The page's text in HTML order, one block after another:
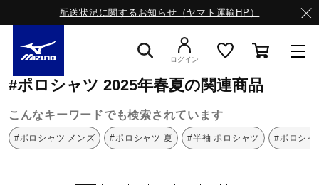
配送状況に関するお知らせ（ヤマト運輸HP）
ライフスタイルウエア
ログイン
ミズノ公式オンライン 2025年春夏
#ポロシャツ 2025年春夏の関連商品
こんなキーワードでも検索されています
#ポロシャツ メンズ #ポロシャツ 夏 #半袖 ポロシャツ #ポロシャ